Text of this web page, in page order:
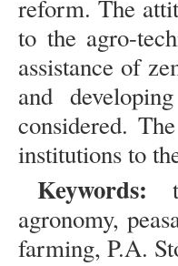
reform. The
to the agro-
assistance of
and
considered.
institutions to
Keywords:
agronomy,
farming, P.A.